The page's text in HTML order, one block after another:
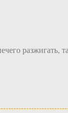
разжигать,